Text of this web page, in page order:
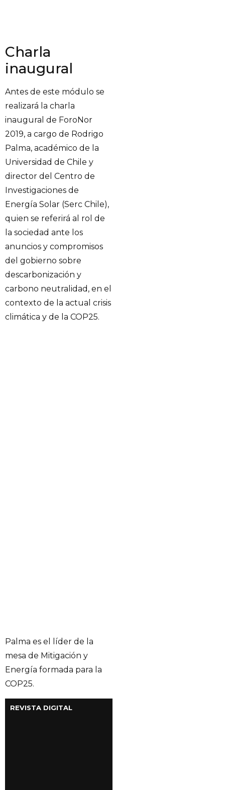
Charla
inaugural
Antes de este módulo se
realizará la charla
inaugural de ForoNor
2019, a cargo de Rodrigo
Palma, académico de la
Universidad de Chile y
director del Centro de
Investigaciones de
Energía Solar (Serc Chile),
quien se referirá al rol de
la sociedad ante los
anuncios y compromisos
del gobierno sobre
descarbonización y
carbono neutralidad, en el
contexto de la actual crisis
climática y de la COP25.
Palma es el líder de la
mesa de Mitigación y
Energía formada para la
COP25.
REVISTA DIGITAL